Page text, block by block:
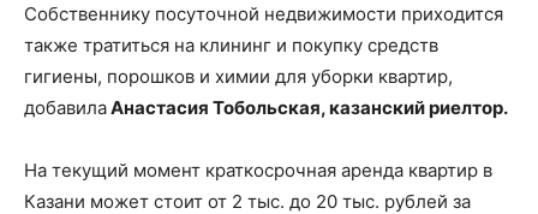
Собственнику посуточной недвижимости приходится
также тратиться на клининг и покупку средств
гигиены, порошков и химии для уборки квартир,
добавилаАнастасия Тобольская, казанский риелтор.
На текущий момент краткосрочная аренда квартир в
Казани может стоит от 2 тыс. до 20 тыс. рублей за